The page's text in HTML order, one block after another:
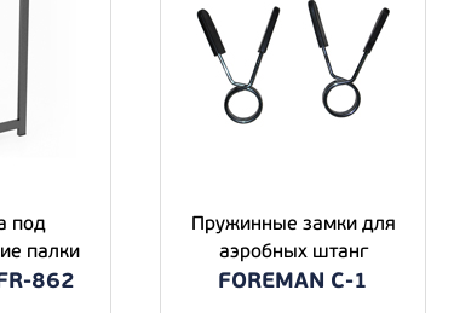
под
палки
862
Пружинные замки для
аэробных штанг
FOREMAN С-1